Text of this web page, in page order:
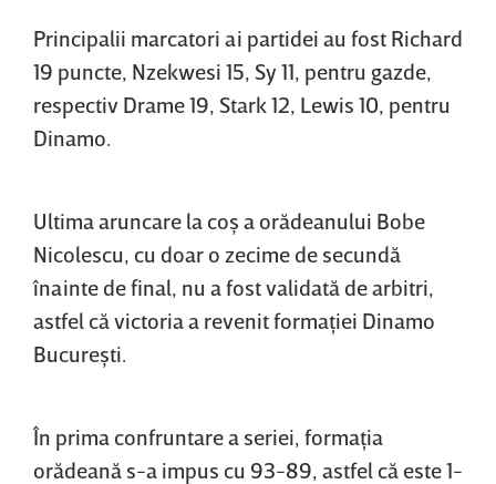
Principalii marcatori ai partidei au fost Richard
19 puncte, Nzekwesi 15, Sy 11, pentru gazde,
respectiv Drame 19, Stark 12, Lewis 10, pentru
Dinamo.
Ultima aruncare la coş a orădeanului Bobe
Nicolescu, cu doar o zecime de secundă
înainte de final, nu a fost validată de arbitri,
astfel că victoria a revenit formaţiei Dinamo
Bucureşti.
În prima confruntare a seriei, formaţia
orădeană s-a impus cu 93-89, astfel că este 1-